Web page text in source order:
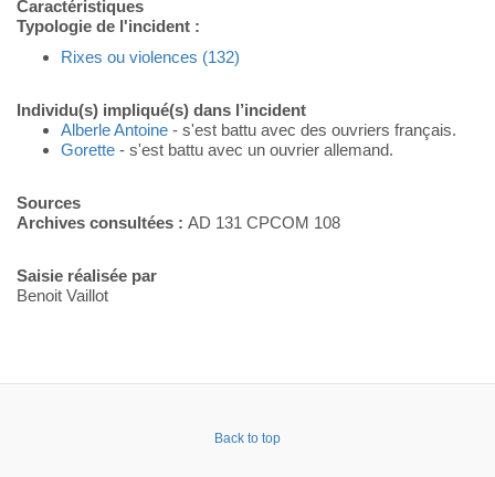
Caractéristiques
Typologie de l'incident :
Rixes ou violences (132)
Individu(s) impliqué(s) dans l’incident
Alberle Antoine - s'est battu avec des ouvriers français.
Gorette - s'est battu avec un ouvrier allemand.
Sources
Archives consultées : AD 131 CPCOM 108
Saisie réalisée par
Benoit Vaillot
Back to top